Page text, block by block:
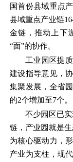
国首份县域重点
县域重点产业链
金链，推动上下
“面”的协作。
工业园区提
建设指导意见，
集聚发展，全省
的2个增加至7个。
不少园区已
链，产业园就是
为核心驱动力，
产业为支柱，现